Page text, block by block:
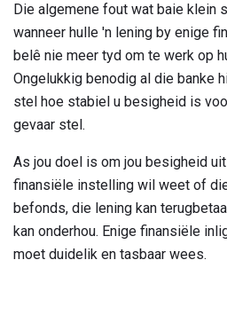
Die algemene fout wat baie klein
wanneer hulle 'n lening by enige
belê nie meer tyd om te werk op
Ongelukkig benodig al die banke
stel hoe stabiel u besigheid is
gevaar stel.
As jou doel is om jou besigheid
finansiële instelling wil weet of
befonds, die lening kan
kan onderhou. Enige finansiële
moet duidelik en tasbaar wees.